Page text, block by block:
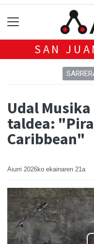
SAN
Udal
taldea:
Caribbean"
Aiurri 2026ko ekainaren 21a